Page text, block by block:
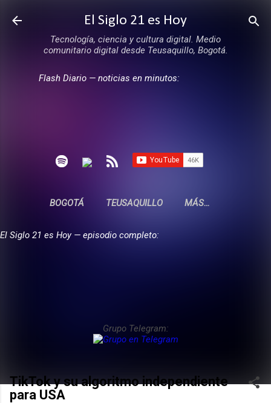
Ir al contenido principal
El Siglo 21 es Hoy
Tecnología, ciencia y cultura digital. Medio
comunitario digital desde Teusaquillo, Bogotá.
Flash Diario — noticias en minutos:
BOGOTÁ TEUSAQUILLO MÁS…
El Siglo 21 es Hoy — episodio completo:
Grupo Telegram:
TikTok y su algoritmo independiente
para USA